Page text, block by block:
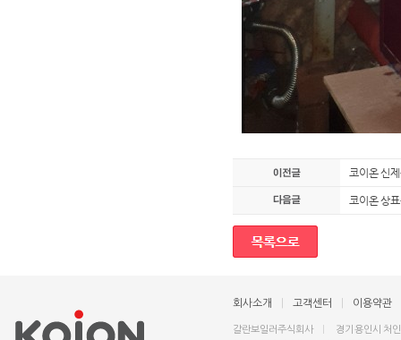
코이온 신
코이온 상
회사소개 고객센터 이용약관
갈란보일러주식회사
경기 용인시 처